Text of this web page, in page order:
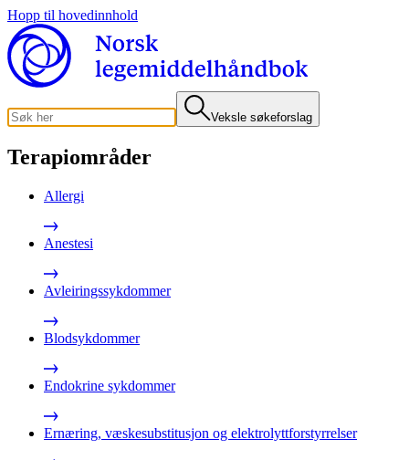
Hopp til hovedinnhold
Veksle søkeforslag
Terapiområder
Allergi
Anestesi
Avleiringssykdommer
Blodsykdommer
Endokrine sykdommer
Ernæring, væskesubstitusjon og elektrolyttforstyrrelser